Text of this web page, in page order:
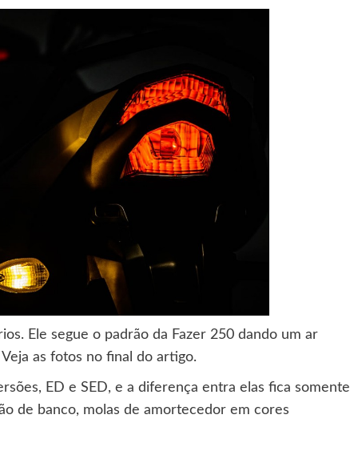
Ele segue o padrão da Fazer 250 dando um ar
as fotos no final do artigo.
ED e SED, e a diferença entra elas fica somente
de banco, molas de amortecedor em cores